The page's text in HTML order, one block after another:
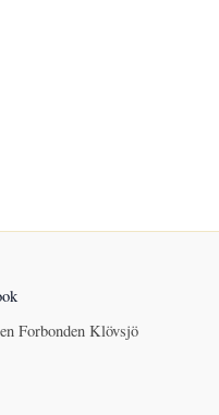
Forbonden Klövsjö